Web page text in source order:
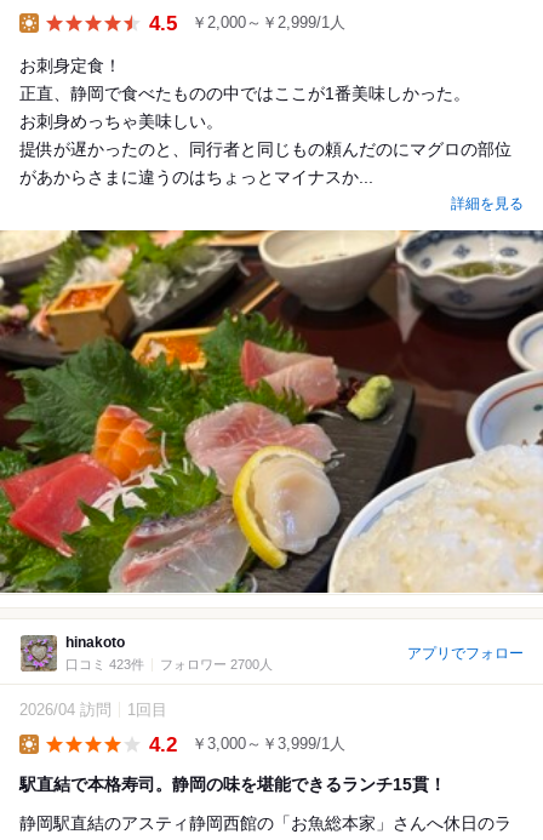
4.5 ￥2,000～￥2,999/1人
お刺身定食！
正直、静岡で食べたものの中ではここが1番美味しかった。
お刺身めっちゃ美味しい。
提供が遅かったのと、同行者と同じもの頼んだのにマグロの部位
があからさまに違うのはちょっとマイナスか...
詳細を見る
hinakoto
口コミ 423件 フォロワー 2700人
アプリでフォロー
2026/04 訪問 1回目
4.2 ￥3,000～￥3,999/1人
駅直結で本格寿司。静岡の味を堪能できるランチ15貫！
静岡駅直結のアスティ静岡西館の「お魚総本家」さんへ休日のラ